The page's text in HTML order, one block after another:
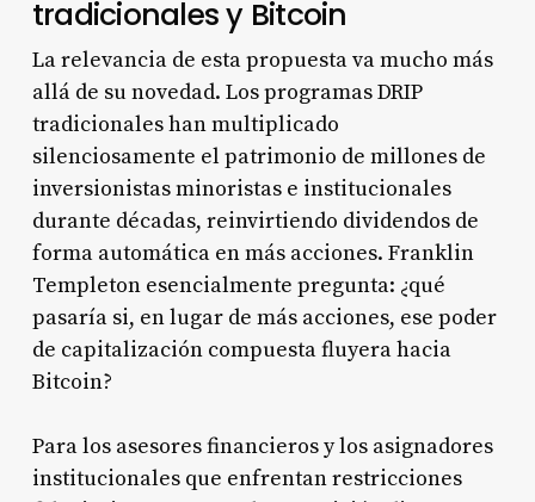
tradicionales y Bitcoin
La relevancia de esta propuesta va mucho más
allá de su novedad. Los programas DRIP
tradicionales han multiplicado
silenciosamente el patrimonio de millones de
inversionistas minoristas e institucionales
durante décadas, reinvirtiendo dividendos de
forma automática en más acciones. Franklin
Templeton esencialmente pregunta: ¿qué
pasaría si, en lugar de más acciones, ese poder
de capitalización compuesta fluyera hacia
Bitcoin?
Para los asesores financieros y los asignadores
institucionales que enfrentan restricciones